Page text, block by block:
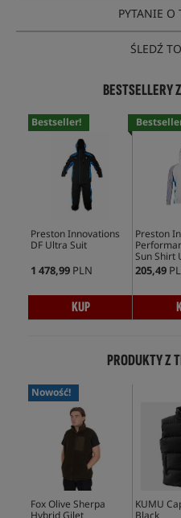
PYTANIE O
ŚLEDŹ
BESTSELLERY
Bestseller!
Preston Innovations
DF Ultra Suit
1 478,99 PLN
KUP
Preston
Sun Shirt
205,49
PRODUKTY Z
Nowość!
Fox Olive Sherpa
KUMU